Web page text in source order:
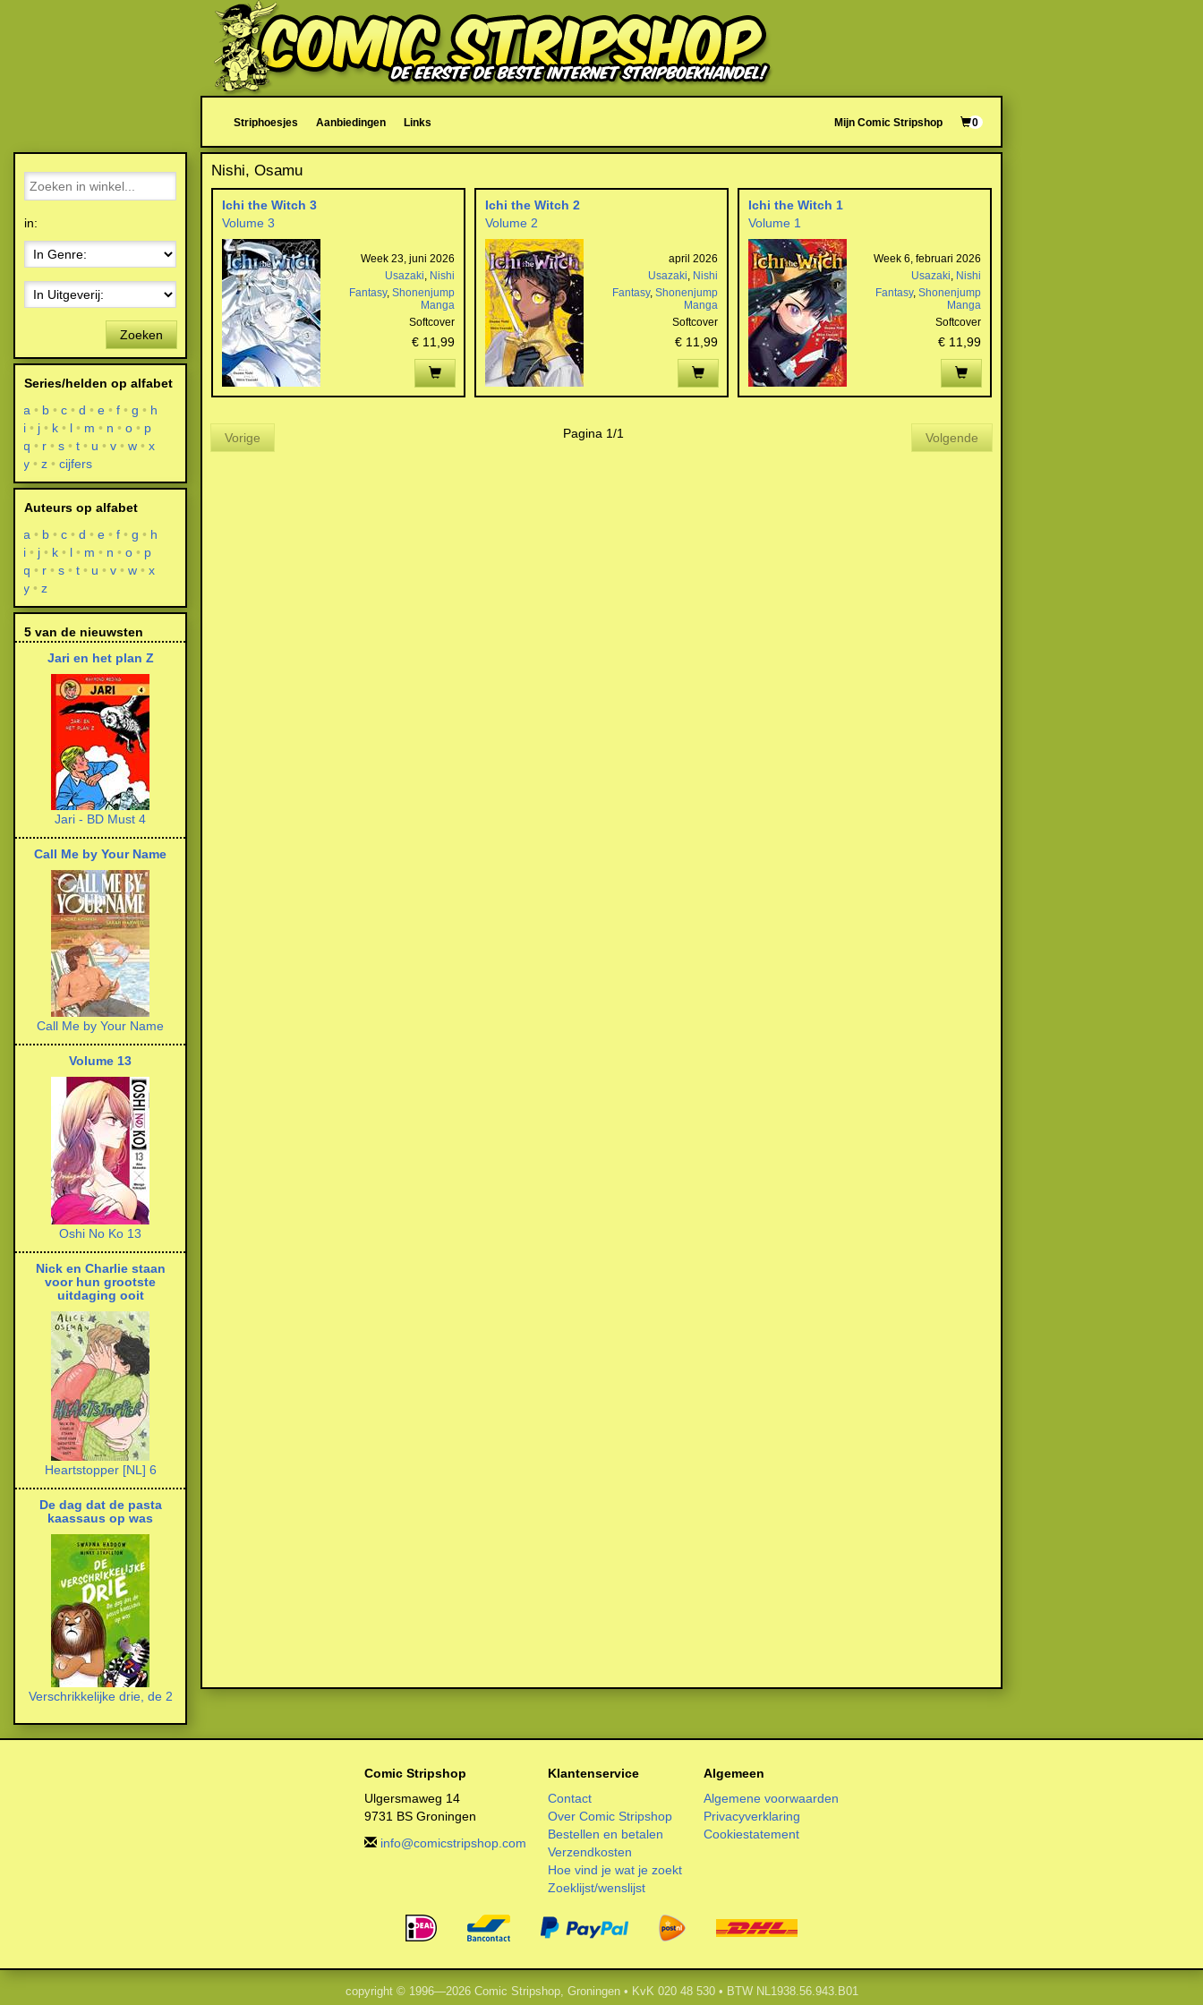
Striphoesjes Aanbiedingen Links Mijn Comic Stripshop 0
Nishi, Osamu
Ichi the Witch 3
Volume 3
Week 23, juni 2026
Usazaki, Nishi
Fantasy, Shonenjump
Manga
Softcover
€ 11,99
Ichi the Witch 2
Volume 2
april 2026
Usazaki, Nishi
Fantasy, Shonenjump
Manga
Softcover
€ 11,99
Ichi the Witch 1
Volume 1
Week 6, februari 2026
Usazaki, Nishi
Fantasy, Shonenjump
Manga
Softcover
€ 11,99
Vorige Pagina 1/1 Volgende
in:
Zoeken
Series/helden op alfabet
a
b c d e f g
h
i
j k l m n o
p
q
r s t u v w
x
y
z cijfers
Auteurs op alfabet
a
b c d e f g
h
i
j k l m n o
p
q
r s t u v w
x
y
z
5 van de nieuwsten
Jari en het plan Z
Jari - BD Must 4
Call Me by Your Name
Call Me by Your Name
Volume 13
Oshi No Ko 13
Nick en Charlie staan
voor hun grootste
uitdaging ooit
Heartstopper [NL] 6
De dag dat de pasta
kaassaus op was
Verschrikkelijke drie, de 2
Comic Stripshop
Ulgersmaweg 14
9731 BS Groningen
info@comicstripshop.com
Klantenservice
Contact
Over Comic Stripshop
Bestellen en betalen
Verzendkosten
Hoe vind je wat je zoekt
Zoeklijst/wenslijst
Algemeen
Algemene voorwaarden
Privacyverklaring
Cookiestatement
copyright © 1996—2026 Comic Stripshop, Groningen • KvK 020 48 530 • BTW NL1938.56.943.B01